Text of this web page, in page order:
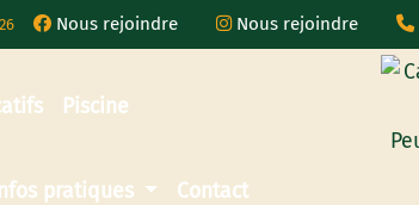
Nous rejoindre Nous rejoindre
Piscine
Infos pratiques Contact